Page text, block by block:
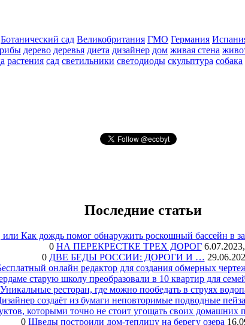
Ботанический сад Великобритания ГМО Германия
дерево деревья диета дизайнер дом живая стена
растения сад светильники светодиоды скульптура собака
Последние статьи
или Как дождь помог обнаружить роскошный бассейн в
0 НА ПЕРЕКРЕСТКЕ ТРЕХ ДОРОГ
0 ДВЕ БЕДЫ РОССИИ: ДОРОГИ И …
онлайн редактор для создания обмерных
старую школу преобразовали в 10 квартир для
Уникальные ресторан, где можно пообедать в струях
создаёт из бумаги неповторимые подводные
которыми точно не стоит угощать своих домашних
0 Шведы построили дом-теплицу на берегу озера